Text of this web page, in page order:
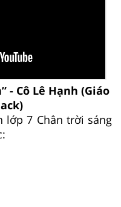
- Cô Lê Hạnh (Giáo
lớp 7 Chân trời sáng